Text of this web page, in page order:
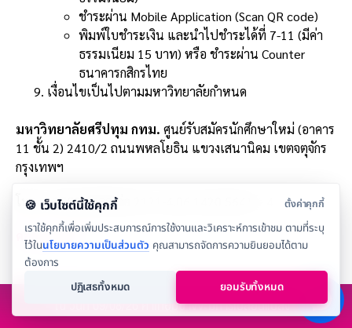
ชำระผ่าน Mobile Application (Scan QR code)
พิมพ์ใบชำระเงิน และนำไปชำระได้ที่ 7-11 (มีค่า
ธรรมเนียม 15 บาท) หรือ ชำระผ่าน Counter
ธนาคารกสิกรไทย
เงื่อนไขเป็นไปตามมหาวิทยาลัยกำหนด
มหาวิทยาลัยศรีปทุม กทม. ศูนย์รับสมัครนักศึกษาใหม่ (อาคาร
11 ชั้น 2) 2410/2 ถนนพหลโยธิน แขวงเสนานิคม เขตจตุจักร
กรุงเทพฯ
โทร. 0 2558 6888 ต่อ 2121-4,06 1420 5641 – 4
คลิกดูแผนที่
ณ วันที่ 09/08/26 ค่าเทอมอาจจะมีการเปลี่ยนแปลง*